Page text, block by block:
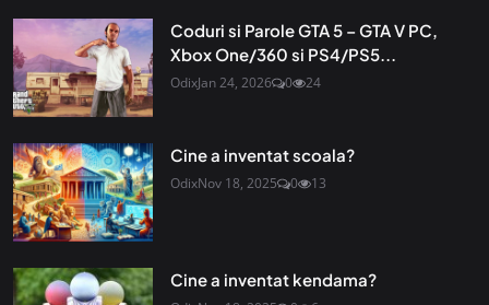
Coduri si Parole GTA 5 – GTA V PC,
Xbox One/360 si PS4/PS5...
OdixJan 24, 2026 0 24
Cine a inventat scoala?
OdixNov 18, 2025 0 13
Cine a inventat kendama?